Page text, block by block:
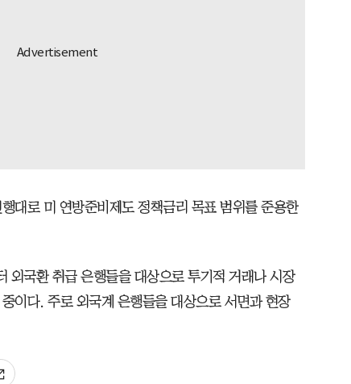
대로 미 연방준비제도 정책금리 목표 범위를 준용한
외국환 취급 은행들을 대상으로 투기적 거래나 시장
이다. 주로 외국계 은행들을 대상으로 서면과 현장